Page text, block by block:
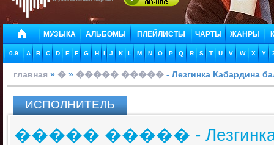
МУЗЫКА АЛЬБОМЫ ПЛЕЙЛИСТЫ ЧАРТЫ ЖАНРЫ
0-9 A B C D E F G H I J K L M N O P Q R S T U V W X Y
главная » � » ����� ����� - Лезгинка Кабардина
ИСПОЛНИТЕЛЬ
����� ����� - Лезгинка